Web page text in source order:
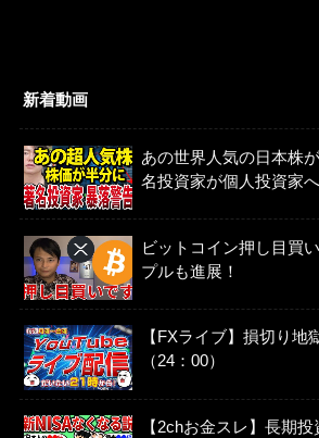
新着動画
あの世界人気の日本株
名投資家が個人投資家
ビットコイン押し目買
プルも進展！
【FXライブ】損切り地
（24：00）
【2chお金スレ】長期